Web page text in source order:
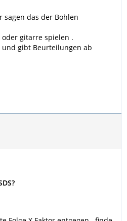
sagen das der Bohlen
gitarre spielen .
und gibt Beurteilungen ab